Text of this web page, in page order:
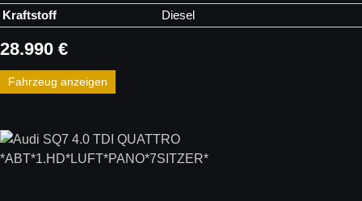
Kraftstoff
Diesel
28.990 €
Fahrzeug anzeigen